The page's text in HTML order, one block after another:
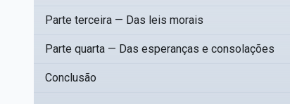
Parte terceira — Das leis morais
Parte quarta — Das esperanças e consolações
Conclusão